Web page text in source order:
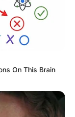
On This Brain